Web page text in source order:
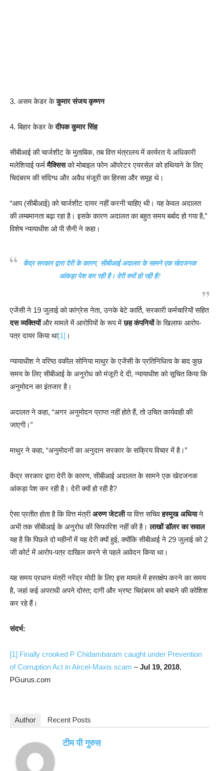
3. असम केडर केकुमार संजय कृष्णन
4. बिहार केडर केदीपक कुमार सिंह
सीबीआई की चार्जशीट के मुताबिक, तब वित्त मंत्रालय में कार्यरत ये अधिकारी
मलेशियाई फर्ममैक्सिसको मोबाइल फोन ऑपरेटर एयरसेल को हथियाने के लिए
चिदंबरम की संदिग्ध और अवैध मंजूरी का हिस्सा और समूह थे।
“आप (सीबीआई) को चार्जशीट दायर नहीं करनी चाहिए थी। यह केवल अदालत
की लम्बमानता बढ़ा रहा है। इसके कारण अदालत का बहुत समय बर्बाद हो गया है,”
विशेष न्यायाधीश ओ पी सैनी ने कहा।
केंद्र सरकार द्वारा देरी के कारण, सीबीआई अदालत के सामने एक खेदजनक
आंकड़ा पेश कर रही है। देरी क्यों हो रही है?
एजेंसी ने 19 जुलाई को कांग्रेस नेता, उनके बेटे कार्ति, सरकारी कर्मचारियों सहित
दस व्यक्तियोंऔर मामले में आरोपियों के रूप मेंछह कंपनियोंके खिलाफ आरोप-
पत्र दायर किया था[1] ।
न्यायाधीश ने वरिष्ठ वकील सोनिया माथुर के एजेंसी के प्रतिनिधित्व के बाद कुछ
समय के लिए सीबीआई के अनुरोध को मंजूरी दे दी, न्यायाधीश को सूचित किया कि
अनुमोदन का इंतजार है।
अदालत ने कहा, “अगर अनुमोदन प्राप्त नहीं होते हैं, तो उचित कार्यवाही की
जाएगी।”
माथुर ने कहा, “अनुमोदनों का अनुदान सरकार के सक्रिय विचार में है।”
केंद्र सरकार द्वारा देरी के कारण, सीबीआई अदालत के सामने एक खेदजनक
आंकड़ा पेश कर रही है। देरी क्यों हो रही है?
ऐसा प्रतीत होता है कि वित्त मंत्रीअरुण जेटलीया वित्त सचिवहस्मुख अधियाने
अभी तक सीबीआई के अनुरोध की सिफारिश नहीं की है।लाखों डॉलर का सवाल
यह है कि पिछले दो महीनों में यह देरी क्यों हुई, क्योंकि सीबीआई ने 29 जुलाई को 2
जी कोर्ट में आरोप-पत्र दाखिल करने से पहले आवेदन किया था।
यह समय प्रधान मंत्री नरेंद्र मोदी के लिए इस मामले में हस्तक्षेप करने का समय
है, जहां कई अपराधी अपने दोस्त; दागी और भ्रष्ट चिदंबरम को बचाने की कोशिश
कर रहे हैं।
संदर्भ:
[1] Finally crooked P Chidambaram caught under Prevention
of Corruption Act in Aircel-Maxis scam –Jul 19, 2018,
PGurus.com
Author Recent Posts
टीम पी गुरुस